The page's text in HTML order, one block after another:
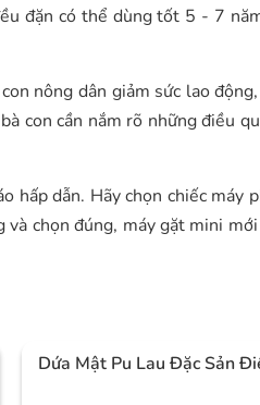
đặn có thể dùng tốt 5 - 7
nông dân giảm sức lao
con cần nắm rõ những điều
hấp dẫn. Hãy chọn chiếc máy
và chọn đúng, máy gặt mini
Dứa Mật Pu Lau Đặc Sản